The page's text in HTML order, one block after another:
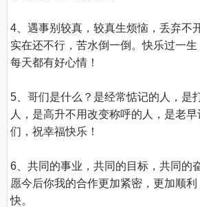
4、遇事别较真，较真生烦恼，丢弃不
实在还不行，苦水倒一倒。快乐过一
每天都有好心情！
5、哥们是什么？是经常惦记的人，是
人，是高升不用改变称呼的人，是老
们，祝幸福快乐！
6、共同的事业，共同的目标，共同的
愿今后你我的合作更加紧密，更加顺
快。